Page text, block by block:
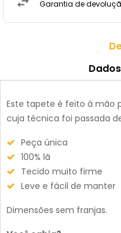
Garantia de
Este tapete é feito à mão
cuja técnica foi passada
Peça única
100% lã
Tecido muito firme
Leve e fácil de manter
Dimensões sem franjas.